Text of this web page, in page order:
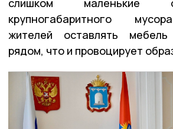
слишком маленькие
крупногабаритного
жителей оставлять
рядом, что и провоцирует